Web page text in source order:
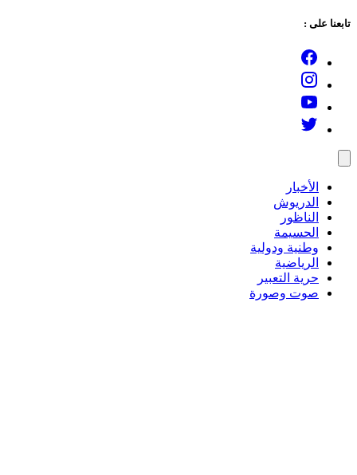
على :
الأخبار
الدريوش
الناظور
الحسيمة
وطنية ودولية
الرياضية
حرية التعبير
صوت وصورة